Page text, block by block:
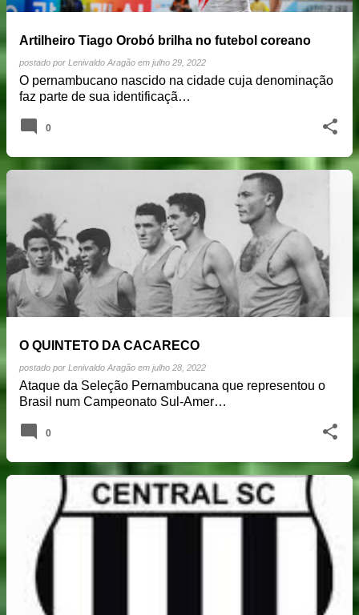
Artilheiro Tiago Orobó brilha no futebol coreano
postado por Lenivaldo Aragão em julho 29, 2022
O pernambucano nascido na cidade cuja denominação
faz parte de sua identificaçã…
0
O QUINTETO DA CACARECO
postado por Lenivaldo Aragão em julho 28, 2022
Ataque da Seleção Pernambucana que representou o
Brasil num Campeonato Sul-Amer…
0